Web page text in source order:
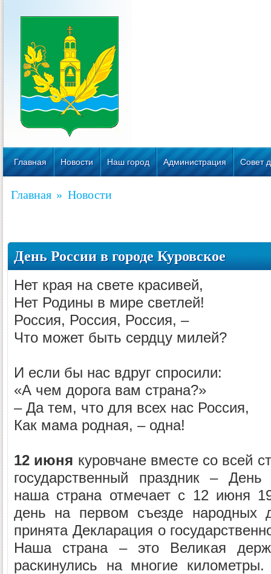
Главная Новости Наш город Администрация Совет
Главная » Новости
День России в городе Куровское
Нет края на свете красивей,
Нет Родины в мире светлей!
Россия, Россия, Россия, –
Что может быть сердцу милей?
И если бы нас вдруг спросили:
«А чем дорога вам страна?»
– Да тем, что для всех нас Россия,
Как мама родная, – одна!
12 июня куровчане вместе со всей
государственный праздник –
наша страна отмечает с 12 июня
день на первом съезде народных
принята Декларация о
Наша страна – это Великая
раскинулись на многие